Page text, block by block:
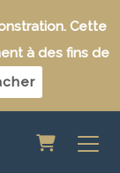
Cette
à des fins de
Panier